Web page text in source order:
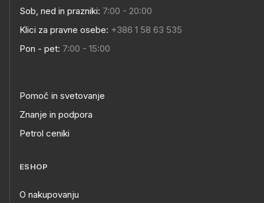
Sob, ned in prazniki: 7:00 - 20:00
Klici za pravne osebe: +386 1 58 63 535
Pon - pet: 7:00 - 15:00
Pomoč in svetovanje
Znanje in podpora
Petrol ceniki
ESHOP
O nakupovanju